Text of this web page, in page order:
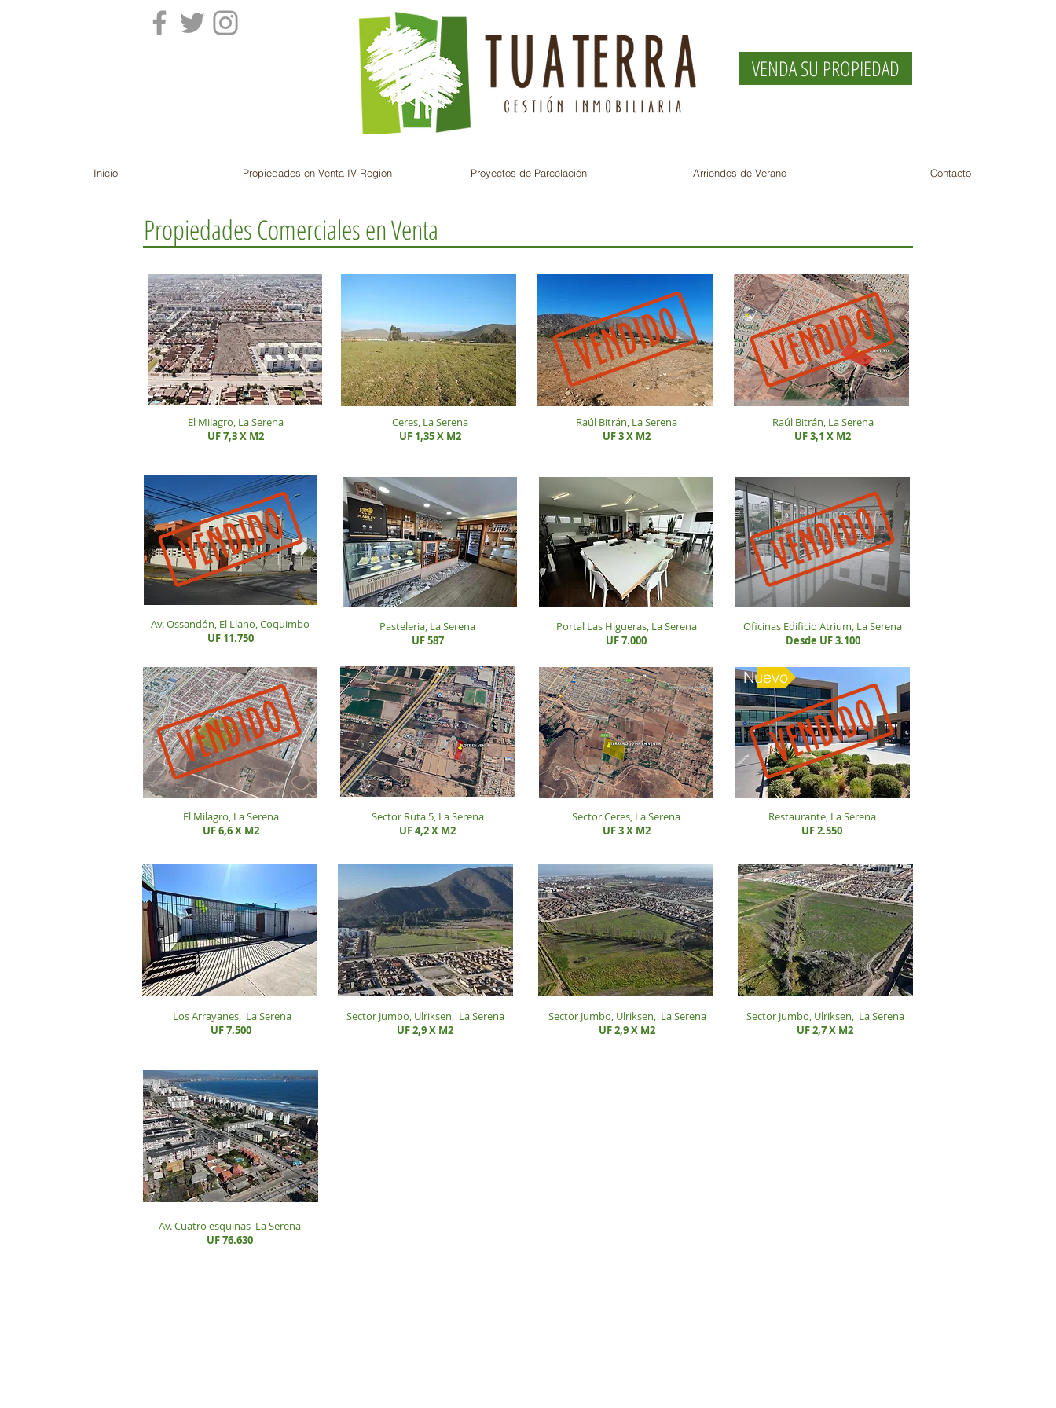
VENDA SU PROPIEDAD
Inicio Propiedades en Venta IV Region Proyectos de Parcelación Arriendos de Verano Contacto
Propiedades Comerciales en Venta
El Milagro, La Serena
UF 7,3 X M2
Ceres, La Serena
UF 1,35 X M2
Raúl Bitrán, La Serena
UF 3 X M2
Raúl Bitrán, La Serena
UF 3,1 X M2
Av. Ossandón, El Llano, Coquimbo
UF 11.750
Pasteleria, La Serena
UF 587
Portal Las Higueras, La Serena
UF 7.000
Oficinas Edificio Atrium, La Serena
Desde UF 3.100
El Milagro, La Serena
UF 6,6 X M2
Sector Ruta 5, La Serena
UF 4,2 X M2
Sector Ceres, La Serena
UF 3 X M2
Nuevo
Restaurante, La Serena
UF 2.550
Los Arrayanes, La Serena
UF 7.500
Sector Jumbo, Ulriksen, La Serena
UF 2,9 X M2
Sector Jumbo, Ulriksen, La Serena
UF 2,9 X M2
Sector Jumbo, Ulriksen, La Serena
UF 2,7 X M2
Av. Cuatro esquinas La Serena
UF 76.630